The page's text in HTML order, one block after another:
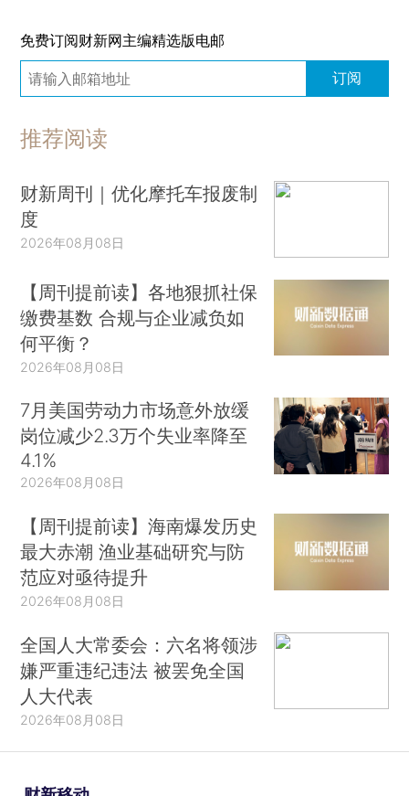
免费订阅财新网主编精选版电邮
订阅
推荐阅读
财新周刊｜优化摩托车报废制
度
2026年08月08日
【周刊提前读】各地狠抓社保
缴费基数 合规与企业减负如
何平衡？
2026年08月08日
7月美国劳动力市场意外放缓
岗位减少2.3万个失业率降至
4.1%
2026年08月08日
【周刊提前读】海南爆发历史
最大赤潮 渔业基础研究与防
范应对亟待提升
2026年08月08日
全国人大常委会：六名将领涉
嫌严重违纪违法 被罢免全国
人大代表
2026年08月08日